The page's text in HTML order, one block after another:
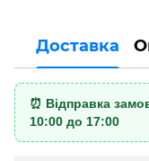
Доставка
⏰ Відправка
10:00 до 17:00